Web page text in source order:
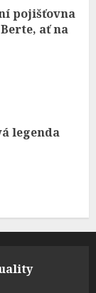
pojišťovna
ať na
legenda